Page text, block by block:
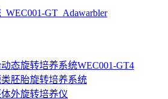
态旋转培养系统WEC001-GT4
胚胎旋转培养系统
外旋转培养仪